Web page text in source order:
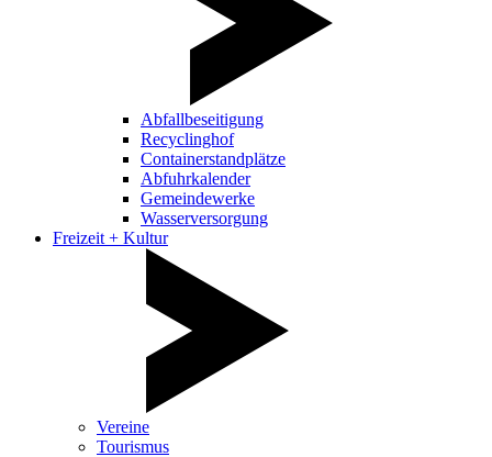
Abfallbeseitigung
Recyclinghof
Containerstandplätze
Abfuhrkalender
Gemeindewerke
Wasserversorgung
Freizeit + Kultur
Vereine
Tourismus